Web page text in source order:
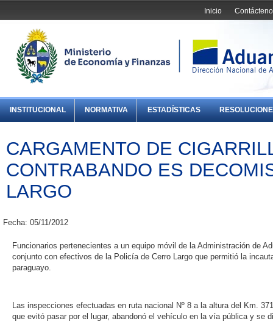
Inicio
INSTITUCIONAL NORMATIVA ESTADÍSTICAS
CARGAMENTO DE
CONTRABANDO ES
LARGO
Fecha: 05/11/2012
Funcionarios pertenecientes a un equipo móvil de la Administración de
conjunto con efectivos de la Policía de Cerro Largo que permitió la
paraguayo.
Las inspecciones efectuadas en ruta nacional Nº 8 a la altura del Km.
que evitó pasar por el lugar, abandonó el vehículo en la vía pública y se